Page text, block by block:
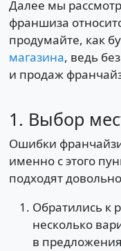
Далее мы
франшиза
продумайте, как
магазина, ведь
и продаж
1. Выбор
Ошибки
именно с этого
подходят
Обратились к
несколько
в